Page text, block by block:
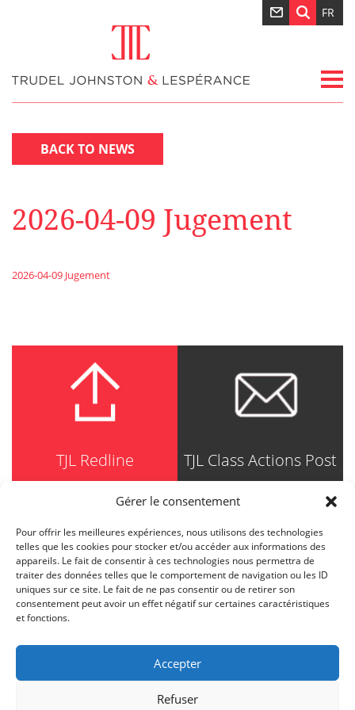
Gérer le consentement
Pour offrir les meilleures expériences, nous utilisons des technologies
telles que les cookies pour stocker et/ou accéder aux informations des
appareils. Le fait de consentir à ces technologies nous permettra de
traiter des données telles que le comportement de navigation ou les ID
uniques sur ce site. Le fait de ne pas consentir ou de retirer son
consentement peut avoir un effet négatif sur certaines caractéristiques
et fonctions.
Accepter
Refuser
FR
BACK TO NEWS
2026-04-09 Jugement
2026-04-09 Jugement
TJL Redline TJL Class Actions Post
TRUDEL JOHNSTON & LESPÉRANCE
Avocats / Barristers & Solicitors
750, Côte de la Place d'Armes, Suite 90
Montréal (Quebec) H2Y 2X8
T514 871-8385
1-844-588-8385
info@tjl.quebec